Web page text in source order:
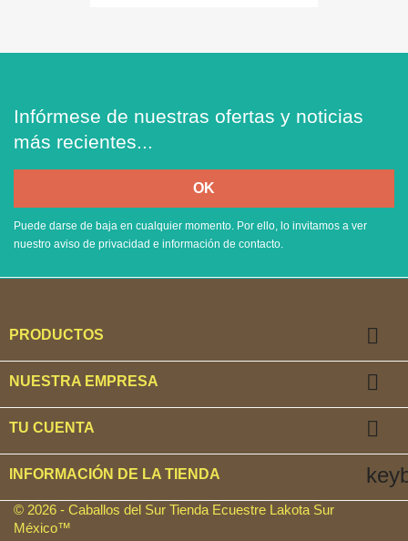
Infórmese de nuestras ofertas y noticias
más recientes...
Puede darse de baja en cualquier momento. Por ello, lo invitamos a ver
nuestro aviso de privacidad e información de contacto.
PRODUCTOS 
NUESTRA EMPRESA 
TU CUENTA 
INFORMACIÓN DE LA TIENDA
© 2026 - Caballos del Sur Tienda Ecuestre Lakota Sur
México™